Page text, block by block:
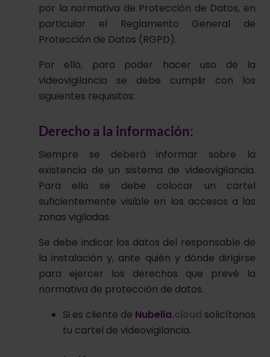
por la normativa de Protección de Datos, en
particular el Reglamento General de
Protección de Datos (RGPD).
Por ello, para poder hacer uso de la
videovigilancia se debe cumplir con los
siguientes requisitos:
Derecho a la información:
Siempre se deberá informar sobre la
existencia de un sistema de videovigilancia.
Para ello se debe colocar un cartel
suficientemente visible en los accesos a las
zonas vigiladas.
Se debe indicar los datos del responsable de
la instalación y, ante quién y dónde dirigirse
para ejercer los derechos que prevé la
normativa de protección de datos.
Si es cliente de Nubelia.cloud solicítanos
tu cartel de videovigilancia.